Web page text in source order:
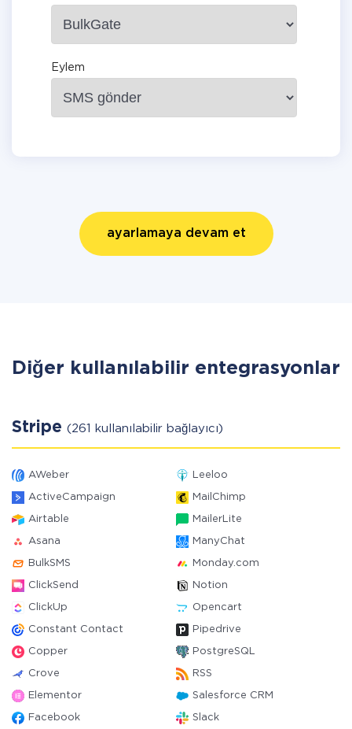
Eylem
ayarlamaya devam et
Diğer kullanılabilir entegrasyonlar
Stripe (261 kullanılabilir bağlayıcı)
AWeber Leeloo
ActiveCampaign MailChimp
Airtable MailerLite
Asana ManyChat
BulkSMS Monday.com
ClickSend Notion
ClickUp Opencart
Constant Contact Pipedrive
Copper PostgreSQL
Crove RSS
Elementor Salesforce CRM
Facebook Slack